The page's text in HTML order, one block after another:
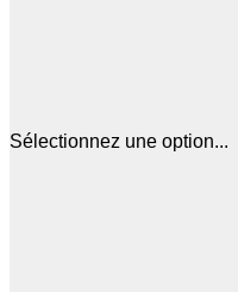
Sélectionnez une option...